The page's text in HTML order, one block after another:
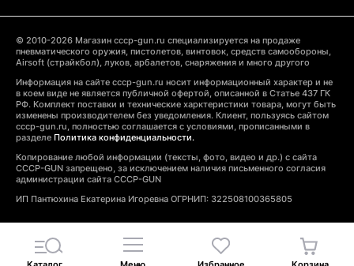
© 2010-2026 Магазин cccp-gun.ru специализируется на продаже
пневматического оружия, пистолетов, винтовок, средств самообороны,
Airsoft (страйкбол), луков, арбалетов, снаряжения и много другого
Информация на сайте cccp-gun.ru носит информационный характер и не
в коем виде не является публичной офертой, описанной в Статье 437 ГК
РФ. Комплект поставки и технические харктеристики товара, могут быть
изменены производителем без уведомления. Клиент, пользуясь сайтом
cccp-gun.ru, полностью соглашается с условиями, прописанными в
разделе Политика конфиденциальности.
Копирование любой информации (тексты, фото, видео и др.) с сайта
CCCP-GUN запрещено, за исключением наличия письменного согласия
администрации сайта CCCP-GUN
ИП Пантюхина Екатерина Игоревна ОГРНИП: 322508100365805